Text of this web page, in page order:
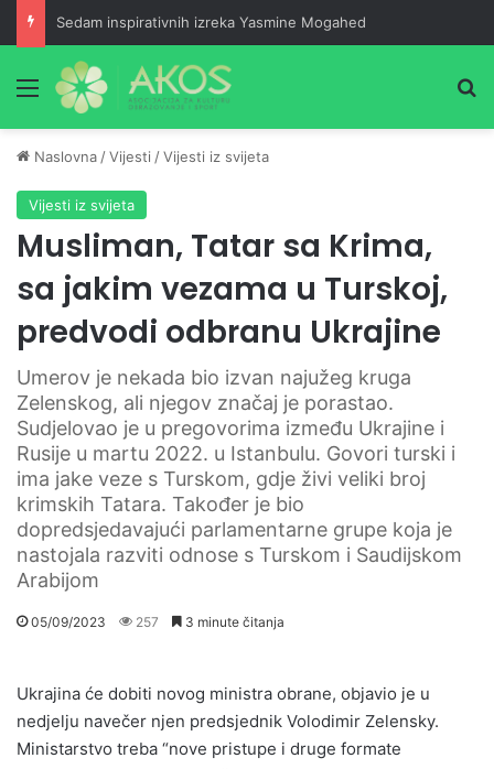
Sedam inspirativnih izreka Yasmine Mogahed
Meni
Naslovna /Vijesti /Vijesti iz svijeta
Vijesti iz svijeta
Musliman, Tatar sa Krima,
sa jakim vezama u Turskoj,
predvodi odbranu Ukrajine
Umerov je nekada bio izvan najužeg kruga
Zelenskog, ali njegov značaj je porastao.
Sudjelovao je u pregovorima između Ukrajine i
Rusije u martu 2022. u Istanbulu. Govori turski i
ima jake veze s Turskom, gdje živi veliki broj
krimskih Tatara. Također je bio
dopredsjedavajući parlamentarne grupe koja je
nastojala razviti odnose s Turskom i Saudijskom
Arabijom
05/09/2023 257 3 minute čitanja
Ukrajina će dobiti novog ministra obrane, objavio je u
nedjelju navečer njen predsjednik Volodimir Zelensky.
Ministarstvo treba “nove pristupe i druge formate